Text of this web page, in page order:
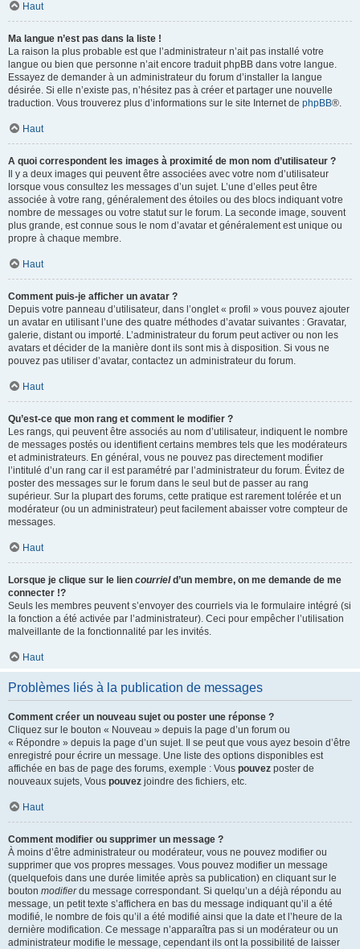
Haut
Ma langue n’est pas dans la liste !
La raison la plus probable est que l’administrateur n’ait pas installé votre
langue ou bien que personne n’ait encore traduit phpBB dans votre langue.
Essayez de demander à un administrateur du forum d’installer la langue
désirée. Si elle n’existe pas, n’hésitez pas à créer et partager une nouvelle
traduction. Vous trouverez plus d’informations sur le site Internet de phpBB®.
Haut
A quoi correspondent les images à proximité de mon nom d’utilisateur ?
Il y a deux images qui peuvent être associées avec votre nom d’utilisateur
lorsque vous consultez les messages d’un sujet. L’une d’elles peut être
associée à votre rang, généralement des étoiles ou des blocs indiquant votre
nombre de messages ou votre statut sur le forum. La seconde image, souvent
plus grande, est connue sous le nom d’avatar et généralement est unique ou
propre à chaque membre.
Haut
Comment puis-je afficher un avatar ?
Depuis votre panneau d’utilisateur, dans l’onglet « profil » vous pouvez ajouter
un avatar en utilisant l’une des quatre méthodes d’avatar suivantes : Gravatar,
galerie, distant ou importé. L’administrateur du forum peut activer ou non les
avatars et décider de la manière dont ils sont mis à disposition. Si vous ne
pouvez pas utiliser d’avatar, contactez un administrateur du forum.
Haut
Qu’est-ce que mon rang et comment le modifier ?
Les rangs, qui peuvent être associés au nom d’utilisateur, indiquent le nombre
de messages postés ou identifient certains membres tels que les modérateurs
et administrateurs. En général, vous ne pouvez pas directement modifier
l’intitulé d’un rang car il est paramétré par l’administrateur du forum. Évitez de
poster des messages sur le forum dans le seul but de passer au rang
supérieur. Sur la plupart des forums, cette pratique est rarement tolérée et un
modérateur (ou un administrateur) peut facilement abaisser votre compteur de
messages.
Haut
Lorsque je clique sur le lien courrield’un membre, on me demande de me
connecter !?
Seuls les membres peuvent s’envoyer des courriels via le formulaire intégré (si
la fonction a été activée par l’administrateur). Ceci pour empêcher l’utilisation
malveillante de la fonctionnalité par les invités.
Haut
Problèmes liés à la publication de messages
Comment créer un nouveau sujet ou poster une réponse ?
Cliquez sur le bouton « Nouveau » depuis la page d’un forum ou
« Répondre » depuis la page d’un sujet. Il se peut que vous ayez besoin d’être
enregistré pour écrire un message. Une liste des options disponibles est
affichée en bas de page des forums, exemple : Vous pouvez poster de
nouveaux sujets, Vous pouvez joindre des fichiers, etc.
Haut
Comment modifier ou supprimer un message ?
À moins d’être administrateur ou modérateur, vous ne pouvez modifier ou
supprimer que vos propres messages. Vous pouvez modifier un message
(quelquefois dans une durée limitée après sa publication) en cliquant sur le
bouton modifierdu message correspondant. Si quelqu’un a déjà répondu au
message, un petit texte s’affichera en bas du message indiquant qu’il a été
modifié, le nombre de fois qu’il a été modifié ainsi que la date et l’heure de la
dernière modification. Ce message n’apparaîtra pas si un modérateur ou un
administrateur modifie le message, cependant ils ont la possibilité de laisser